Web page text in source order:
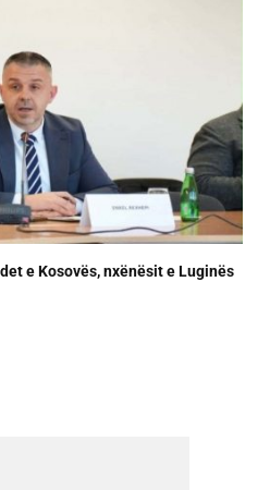
e Kosovës, nxënësit e Luginës